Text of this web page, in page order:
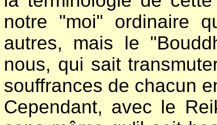
notre "moi" ordinaire
autres, mais le
nous, qui sait
souffrances de chacun
Cependant, avec le